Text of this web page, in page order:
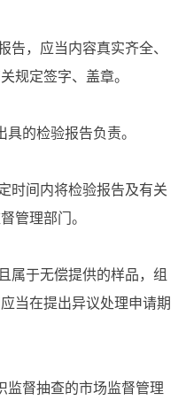
告，应当内容真实齐全、
规定签字、盖章。
的检验报告负责。
时间内将检验报告及有关
管理部门。
属于无偿提供的样品，组
当在提出异议处理申请期
监督抽查的市场监督管理